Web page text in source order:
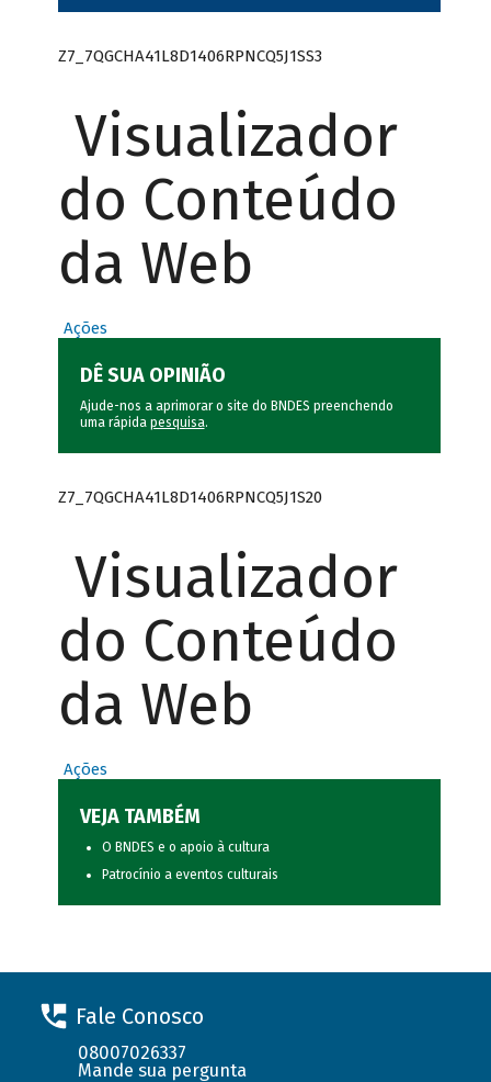
Z7_7QGCHA41L8D1406RPNCQ5J1SS3
Visualizador
do Conteúdo
da Web
Ações
DÊ SUA OPINIÃO
Ajude-nos a aprimorar o site do BNDES preenchendo
uma rápida pesquisa.
Z7_7QGCHA41L8D1406RPNCQ5J1S20
Visualizador
do Conteúdo
da Web
Ações
VEJA TAMBÉM
O BNDES e o apoio à cultura
Patrocínio a eventos culturais
Fale Conosco
08007026337
Mande sua pergunta